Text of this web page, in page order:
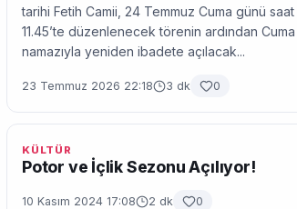
tarihi Fetih Camii, 24 Temmuz Cuma günü saat
11.45’te düzenlenecek törenin ardından Cuma
namazıyla yeniden ibadete açılacak...
23 Temmuz 2026 22:18 3 dk 0
KÜLTÜR
Potor ve İçlik Sezonu Açılıyor!
10 Kasım 2024 17:08 2 dk 0